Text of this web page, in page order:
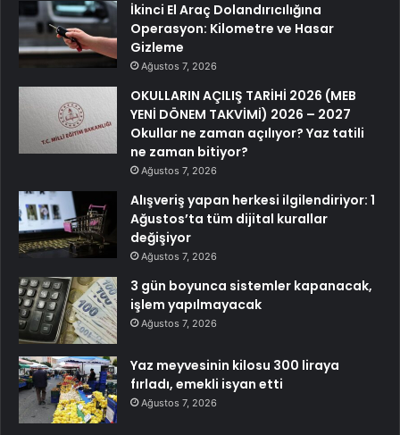
İkinci El Araç Dolandırıcılığına
Operasyon: Kilometre ve Hasar
Gizleme
Ağustos 7, 2026
OKULLARIN AÇILIŞ TARİHİ 2026 (MEB
YENİ DÖNEM TAKVİMİ) 2026 – 2027
Okullar ne zaman açılıyor? Yaz tatili
ne zaman bitiyor?
Ağustos 7, 2026
Alışveriş yapan herkesi ilgilendiriyor: 1
Ağustos’ta tüm dijital kurallar
değişiyor
Ağustos 7, 2026
3 gün boyunca sistemler kapanacak,
işlem yapılmayacak
Ağustos 7, 2026
Yaz meyvesinin kilosu 300 liraya
fırladı, emekli isyan etti
Ağustos 7, 2026